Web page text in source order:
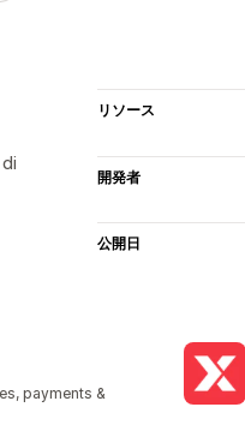
リソース
開発者
公開日
payments &